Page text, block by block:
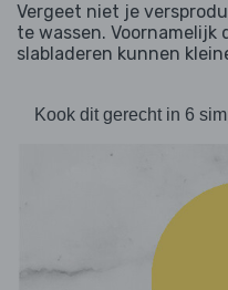
Vergeet niet je
te wassen. Voornamelijk
slabladeren kunnen
Kook dit gerecht in 6